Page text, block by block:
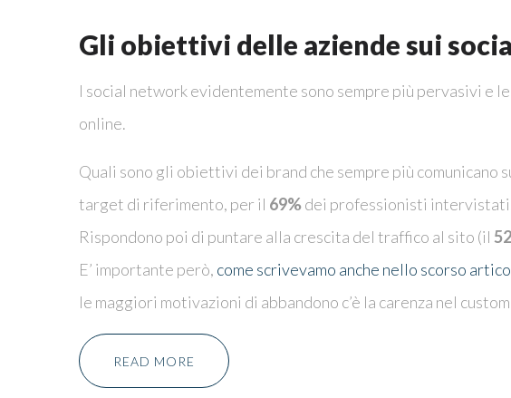
Gli obiettivi delle aziende sui
I social network evidentemente sono sempre più pervasivi e
online.
Quali sono gli obiettivi dei brand che sempre più
target di riferimento, per il 69%dei professionisti
Rispondono poi di puntare alla crescita del traffico al sito (il
E’ importante però, come scrivevamo anche nello scorso
le maggiori motivazioni di abbandono c’è la carenza nel
READ MORE